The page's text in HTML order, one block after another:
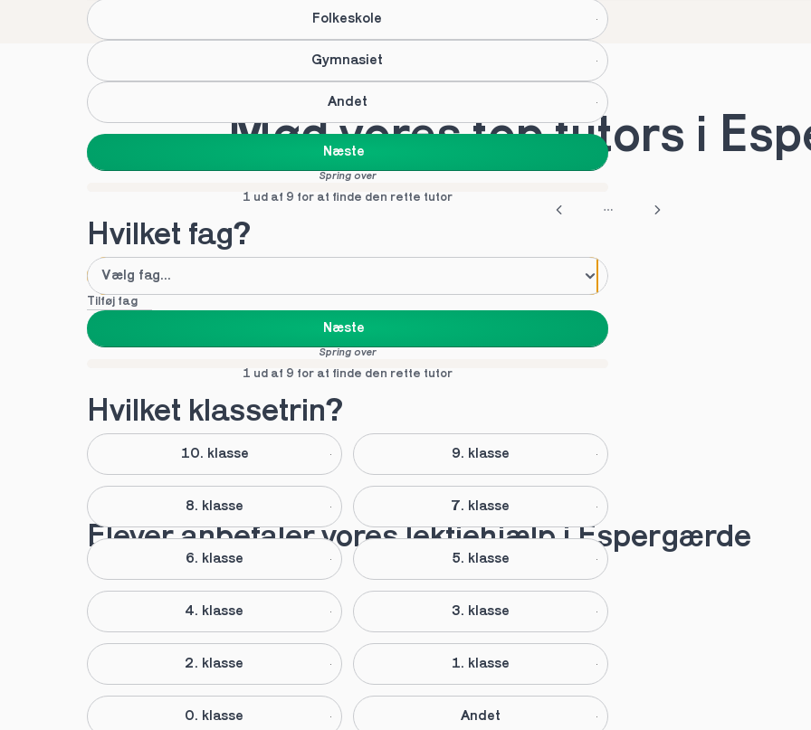
Folkeskole
Gymnasiet
Andet
Næste
Spring over
1 ud af 9 for at finde den rette tutor
Hvilket fag?
Tilføj fag
Næste
Spring over
1 ud af 9 for at finde den rette tutor
Hvilket klassetrin?
10. klasse 9. klasse
8. klasse 7. klasse
6. klasse 5. klasse
4. klasse 3. klasse
2. klasse 1. klasse
0. klasse Andet
Mød vores top tutors i
Elever anbefaler vores lektiehjælp i Espergærde